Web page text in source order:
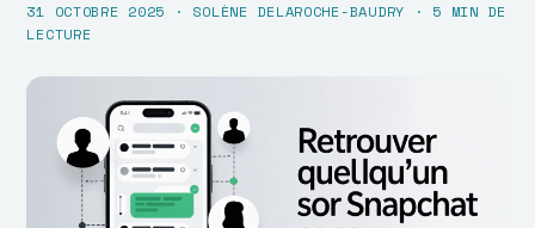
31 OCTOBRE 2025 · SOLÈNE DELAROCHE-BAUDRY ·
5 MIN DE
LECTURE